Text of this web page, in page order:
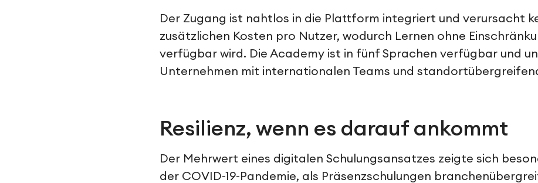
Der Zugang ist nahtlos in die Plattform integriert und verursacht
zusätzlichen Kosten pro Nutzer, wodurch Lernen ohne
verfügbar wird. Die Academy ist in fünf Sprachen verfügbar und
Unternehmen mit internationalen Teams und
Resilienz, wenn es darauf ankommt
Der Mehrwert eines digitalen Schulungsansatzes zeigte sich
der COVID-19-Pandemie, als Präsenzschulungen